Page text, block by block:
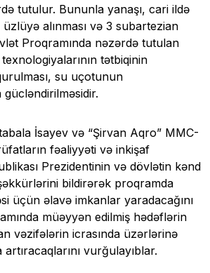
tutulur. Bununla yanaşı, cari ildə
alınması və 3 subartezian
Proqramında nəzərdə tutulan
tətbiqinin
su uçotunun
İsayev və “Şirvan Aqro” MMC-
fəaliyyəti və inkişaf
Prezidentinin və dövlətin kənd
bildirərək proqramda
üçün əlavə imkanlar yaradacağını
müəyyən edilmiş hədəflərin
vəzifələrin icrasında üzərlərinə
vurğulayıblar.